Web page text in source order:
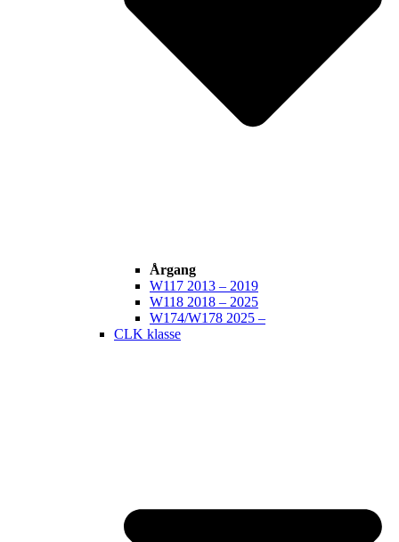
Årgang
W117 2013 – 2019
W118 2018 – 2025
W174/W178 2025 –
CLK klasse